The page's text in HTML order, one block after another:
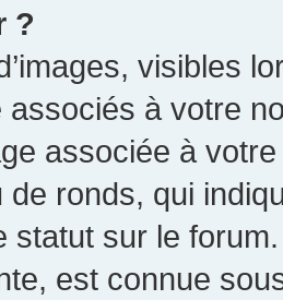
?
visibles
à votre
associée à
de ronds, qui
statut sur le
est connue